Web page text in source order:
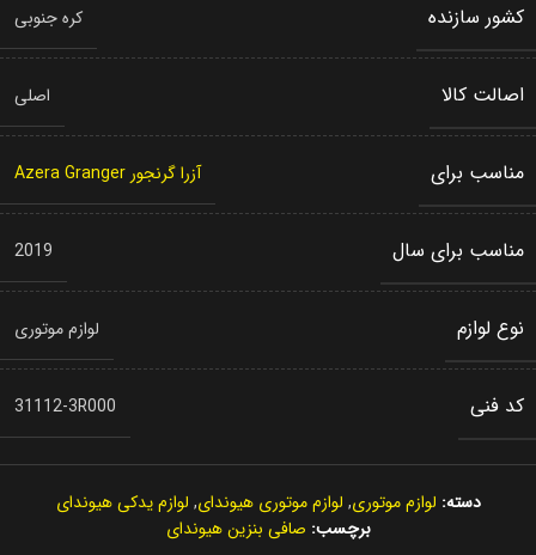
کشور سازنده کره جنوبی
اصالت کالا اصلی
مناسب برای آزرا گرنجور Azera Granger
مناسب برای سال 2019
نوع لوازم لوازم موتوری
کد فنی 31112-3R000
دسته: لوازم موتوری, لوازم موتوری هیوندای, لوازم یدکی هیوندای
برچسب: صافی بنزین هیوندای